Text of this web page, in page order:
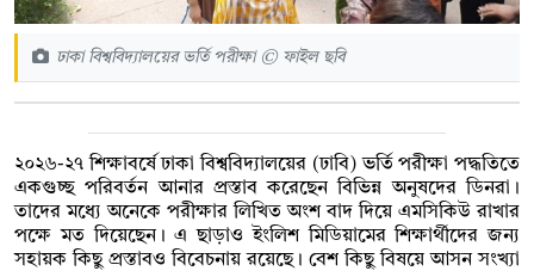
ঢাকা বিশ্ববিদ্যালয়ের ভর্তি পরীক্ষা © ফাইল ছবি
২০২৬-২৭ শিক্ষাবর্ষে ঢাকা বিশ্ববিদ্যালয়ের (ঢাবি) ভর্তি পরীক্ষা পদ্ধতিতে
একগুচ্ছ পরিবর্তন আনার প্রস্তাব করেছেন বিভিন্ন অনুষদের ডিনরা।
তাদের মধ্যে অনেকে পরীক্ষার লিখিত অংশ বাদ দিয়ে এমসিকিউ রাখার
পক্ষে মত দিয়েছেন। এ ছাড়াও ইংলিশ মিডিয়ামের শিক্ষার্থীদের জন্য
সহায়ক কিছু প্রস্তাবও বিবেচনায় রয়েছে। বেশ কিছু বিষয়ে আসন সংখ্যা